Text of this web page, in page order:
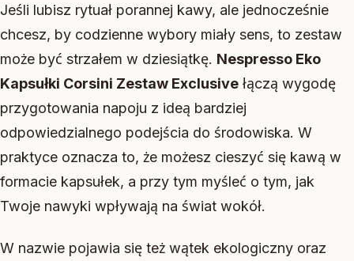
Jeśli lubisz rytuał porannej kawy, ale jednocześnie
chcesz, by codzienne wybory miały sens, to zestaw
może być strzałem w dziesiątkę. Nespresso Eko
Kapsułki Corsini Zestaw Exclusive łączą wygodę
przygotowania napoju z ideą bardziej
odpowiedzialnego podejścia do środowiska. W
praktyce oznacza to, że możesz cieszyć się kawą w
formacie kapsułek, a przy tym myśleć o tym, jak
Twoje nawyki wpływają na świat wokół.
W nazwie pojawia się też wątek ekologiczny oraz